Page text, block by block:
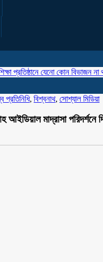
যেনো কোন বিভাজন না
প্রতিনিধি, বিশ্বনাথ, সোশ্যাল মিডিয়া
আইডিয়াল মাদ্রাসা পরিদর্শনে